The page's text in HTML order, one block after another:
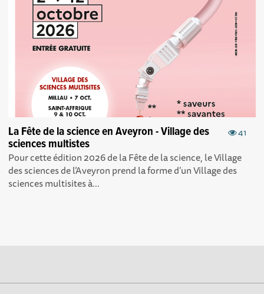
41
La Fête de la science en Aveyron - Village des
sciences multistes
Pour cette édition 2026 de la Fête de la science, le Village
des sciences de l’Aveyron prend la forme d’un Village des
sciences multisites à...